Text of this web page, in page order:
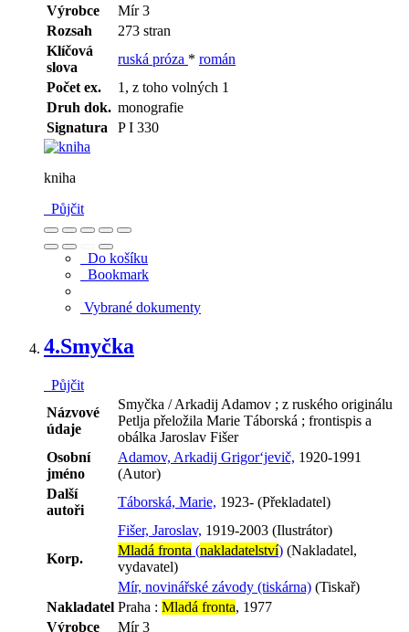
Výrobce
Mír 3
Rozsah
273 stran
Klíčová
slova
ruská próza * román
Počet ex.
1, z toho volných 1
Druh dok. monografie
Signatura
P I 330
kniha
Půjčit
Do košíku
Bookmark
Vybrané dokumenty
4.Smyčka
Půjčit
Názvové
údaje
Smyčka / Arkadij Adamov ; z ruského originálu
Petlja přeložila Marie Táborská ; frontispis a
obálka Jaroslav Fišer
Osobní
jméno
Adamov, Arkadij Grigor‘jevič, 1920-1991
(Autor)
Další
autoři
Táborská, Marie, 1923- (Překladatel)
Fišer, Jaroslav, 1919-2003 (Ilustrátor)
Korp.
Mladá fronta (nakladatelství) (Nakladatel,
vydavatel)
Mír, novinářské závody (tiskárna) (Tiskař)
Nakladatel Praha : Mladá fronta, 1977
Výrobce
Mír 3